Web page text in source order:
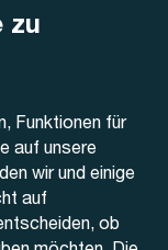
zu
Funktionen für
auf unsere
wir und einige
auf
ob